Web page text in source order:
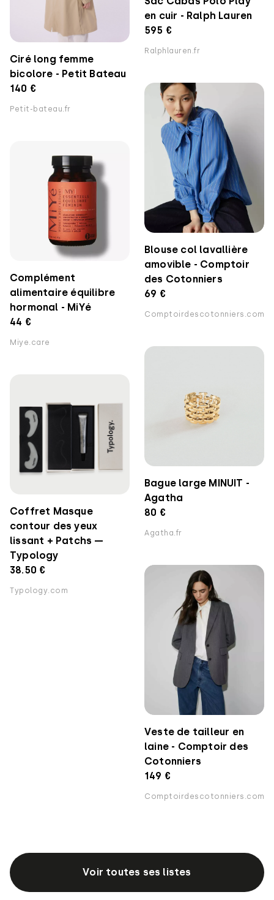
en cuir - Ralph Lauren
595 €
Ralphlauren.fr
Ciré long femme
bicolore - Petit Bateau
140 €
Petit-bateau.fr
Blouse col lavallière
amovible - Comptoir
des Cotonniers
69 €
Comptoirdescotonniers.com
Complément
alimentaire équilibre
hormonal - MiYé
44 €
Miye.care
Bague large MINUIT -
Agatha
80 €
Agatha.fr
Coffret Masque
contour des yeux
lissant + Patchs —
Typology
38.50 €
Typology.com
Veste de tailleur en
laine - Comptoir des
Cotonniers
149 €
Comptoirdescotonniers.com
Voir toutes ses listes